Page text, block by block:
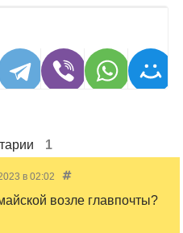
1
в 02:02
возле главпочты?